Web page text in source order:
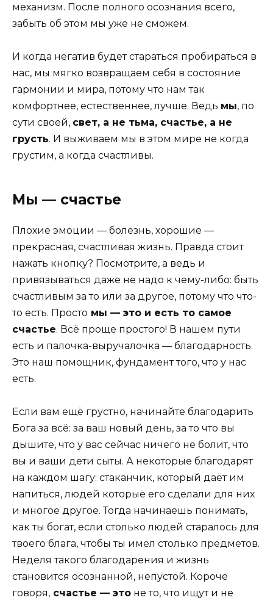
механизм. После полного осознания всего,
забыть об этом мы уже не сможем.
И когда негатив будет стараться пробираться в
нас, мы мягко возвращаем себя в состояние
гармонии и мира, потому что нам так
комфортнее, естественнее, лучше. Ведь мы, по
сути своей, свет, а не тьма, счастье, а не
грусть. И выживаем мы в этом мире не когда
грустим, а когда счастливы.
Мы — счастье
Плохие эмоции — болезнь, хорошие —
прекрасная, счастливая жизнь. Правда стоит
нажать кнопку? Посмотрите, а ведь и
привязываться даже не надо к чему-либо: быть
счастливым за то или за другое, потому что что-
то есть. Просто мы — это и есть то самое
счастье. Всё проще простого! В нашем пути
есть и палочка-выручалочка — благодарность.
Это наш помощник, фундамент того, что у нас
есть.
Если вам ещё грустно, начинайте благодарить
Бога за всё: за ваш новый день, за то что вы
дышите, что у вас сейчас ничего не болит, что
вы и ваши дети сыты. А некоторые благодарят
на каждом шагу: стаканчик, который даёт им
напиться, людей которые его сделали для них
и многое другое. Тогда начинаешь понимать,
как ты богат, если столько людей старалось для
твоего блага, чтобы ты имел столько предметов.
Неделя такого благодарения и жизнь
становится осознанной, непустой. Короче
говоря, счастье — это не то, что ищут и не